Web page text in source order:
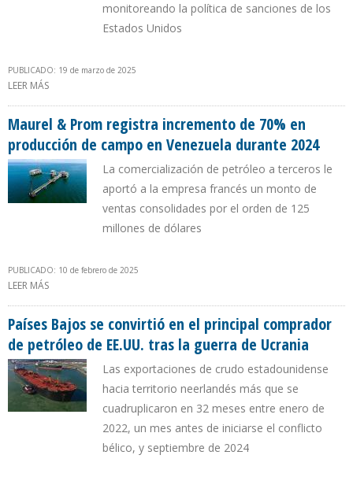
monitoreando la política de sanciones de los
Estados Unidos
PUBLICADO: 19 de marzo de 2025
LEER MÁS
Maurel & Prom registra incremento de 70% en
producción de campo en Venezuela durante 2024
La comercialización de petróleo a terceros le
aportó a la empresa francés un monto de
ventas consolidades por el orden de 125
millones de dólares
PUBLICADO: 10 de febrero de 2025
LEER MÁS
Países Bajos se convirtió en el principal comprador
de petróleo de EE.UU. tras la guerra de Ucrania
Las exportaciones de crudo estadounidense
hacia territorio neerlandés más que se
cuadruplicaron en 32 meses entre enero de
2022, un mes antes de iniciarse el conflicto
bélico, y septiembre de 2024